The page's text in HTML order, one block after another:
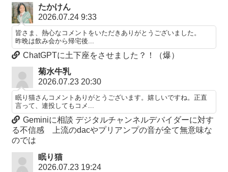
たかけん
2026.07.24 9:33
皆さま、熱心なコメントをいただきありがとうございました。
昨晩は飲み会から帰宅後...
ChatGPTに土下座をさせました？！（爆）
菊水牛乳
2026.07.23 20:30
眠り猫さんコメントありがとうございます。嬉しいですね。正直
言って、連投してもコメ...
Geminiに相談 デジタルチャンネルデバイダーに対す
る不信感 上流のdacやプリアンプの音が全て無意味な
のでは
眠り猫
2026.07.23 19:24